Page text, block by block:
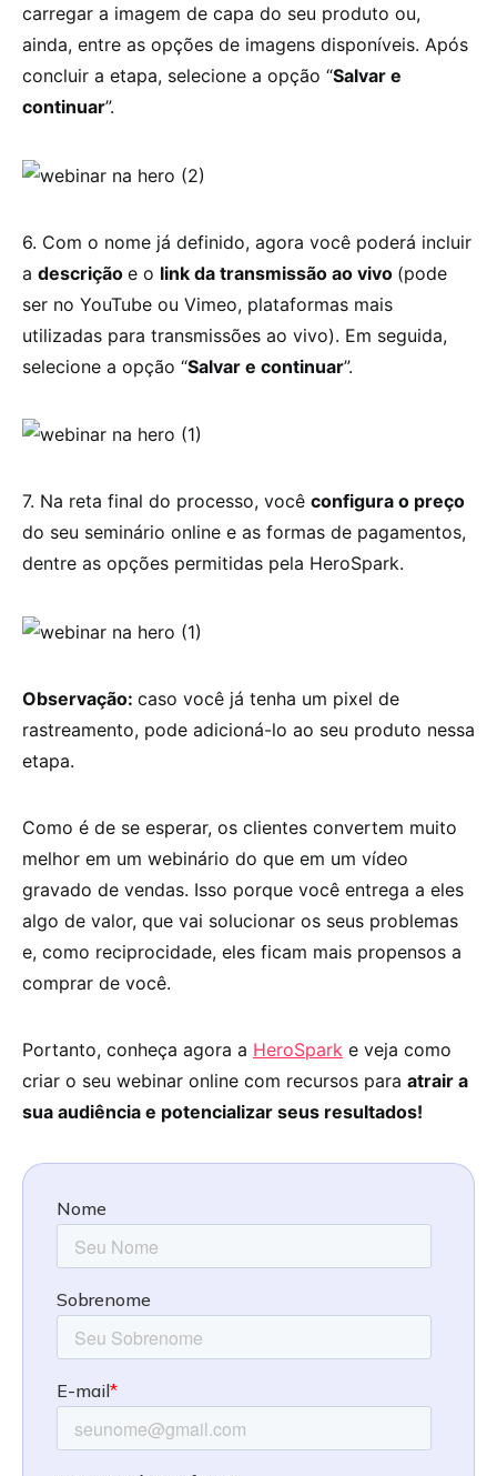
carregar a imagem de capa do seu produto ou,
ainda, entre as opções de imagens disponíveis. Após
concluir a etapa, selecione a opção “Salvar e
continuar”.
6. Com o nome já definido, agora você poderá incluir
a descrição e o link da transmissão ao vivo (pode
ser no YouTube ou Vimeo, plataformas mais
utilizadas para transmissões ao vivo). Em seguida,
selecione a opção “Salvar e continuar”.
7. Na reta final do processo, você configura o preço
do seu seminário online e as formas de pagamentos,
dentre as opções permitidas pela HeroSpark.
Observação: caso você já tenha um pixel de
rastreamento, pode adicioná-lo ao seu produto nessa
etapa.
Como é de se esperar, os clientes convertem muito
melhor em um webinário do que em um vídeo
gravado de vendas. Isso porque você entrega a eles
algo de valor, que vai solucionar os seus problemas
e, como reciprocidade, eles ficam mais propensos a
comprar de você.
Portanto, conheça agora a HeroSpark e veja como
criar o seu webinar online com recursos para atrair a
sua audiência e potencializar seus resultados!